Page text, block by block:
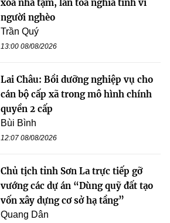
xóa nhà tạm, lan tỏa nghĩa tình vì
người nghèo
Trần Quý
13:00 08/08/2026
Lai Châu: Bồi dưỡng nghiệp vụ cho
cán bộ cấp xã trong mô hình chính
quyền 2 cấp
Bùi Bình
12:07 08/08/2026
Chủ tịch tỉnh Sơn La trực tiếp gỡ
vướng các dự án “Dùng quỹ đất tạo
vốn xây dựng cơ sở hạ tầng”
Quang Dân